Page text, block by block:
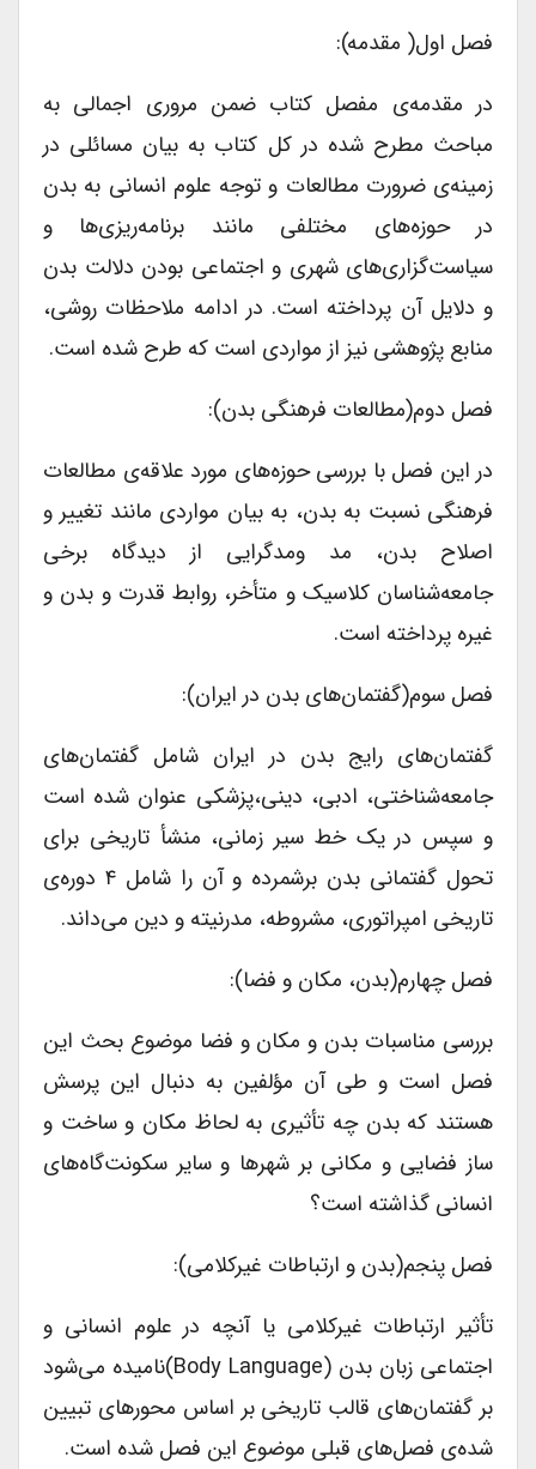
فصل اول( مقدمه):
در مقدمه‌ی مفصل کتاب ضمن مروری اجمالی به
مباحث مطرح شده در کل کتاب به بیان مسائلی در
زمینه‌ی ضرورت مطالعات و توجه علوم انسانی به بدن
در حوزه‌های مختلفی مانند برنامه‌ریزی‌ها و
سیاست‌گزاری‌های شهری و اجتماعی بودن دلالت بدن
و دلایل آن پرداخته است. در ادامه ملاحظات روشی،
منابع پژوهشی نیز از مواردی است که طرح شده است.
فصل دوم(مطالعات فرهنگی بدن):
در این فصل با بررسی حوزه‌های مورد علاقه‌ی مطالعات
فرهنگی نسبت به بدن، به بیان مواردی مانند تغییر و
اصلاح بدن، مد ومدگرایی از دیدگاه برخی
جامعه‌شناسان کلاسیک و متأخر، روابط قدرت و بدن و
غیره پرداخته است.
فصل سوم(گفتمان‌های بدن در ایران):
گفتمان‌های رایج بدن در ایران شامل گفتمان‌های
جامعه‌شناختی، ادبی، دینی،پزشکی عنوان شده است
و سپس در یک خط سیر زمانی، منشأ تاریخی برای
تحول گفتمانی بدن برشمرده و آن را شامل ۴ دوره‌ی
تاریخی امپراتوری، مشروطه، مدرنیته و دین می‌داند.
فصل چهارم(بدن، مکان و فضا):
بررسی مناسبات بدن و مکان و فضا موضوع بحث این
فصل است و طی آن مؤلفین به دنبال این پرسش
هستند که بدن چه تأثیری به لحاظ مکان و ساخت و
ساز فضایی و مکانی بر شهرها و سایر سکونت‌گاه‌‌های
انسانی گذاشته است؟
فصل پنجم(بدن و ارتباطات غیرکلامی):
تأثیر ارتباطات غیرکلامی یا آنچه در علوم انسانی و
اجتماعی زبان بدن (body Language)نامیده می‌شود
بر گفتمان‌های قالب تاریخی بر اساس محورهای تبیین
شده‌ی فصل‌های قبلی موضوع این فصل شده است.